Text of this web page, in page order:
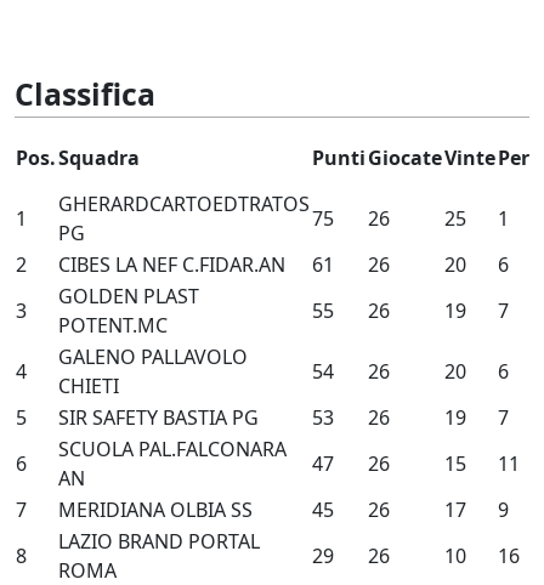
Classifica
Pos.Squadra PuntiGiocateVinte
1
GHERARDCARTOEDTRATOS
PG
75 26 25
1
2
CIBES LA NEF C.FIDAR.AN 61 26 20
6
3
GOLDEN PLAST
POTENT.MC
55 26 19 7
4
GALENO PALLAVOLO
CHIETI
54 26 20
6
5
SIR SAFETY BASTIA PG 53 26 19
7
6
SCUOLA PAL.FALCONARA
AN
47 26 15
11
7
MERIDIANA OLBIA SS 45 26 17
9
8
LAZIO BRAND PORTAL
ROMA
29 26 10
16